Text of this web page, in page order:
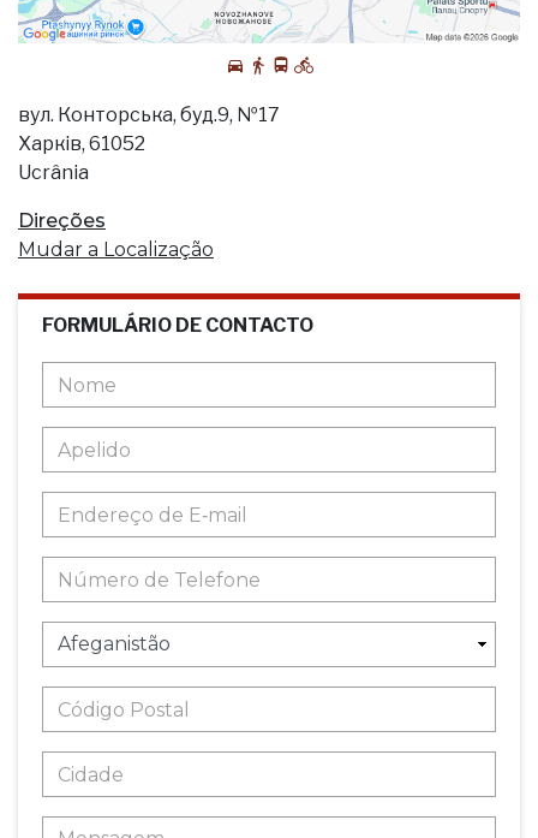
вул. Конторська, буд.9, №17
Харків, 61052
Ucrânia
Direções
Mudar a Localização
FORMULÁRIO DE CONTACTO